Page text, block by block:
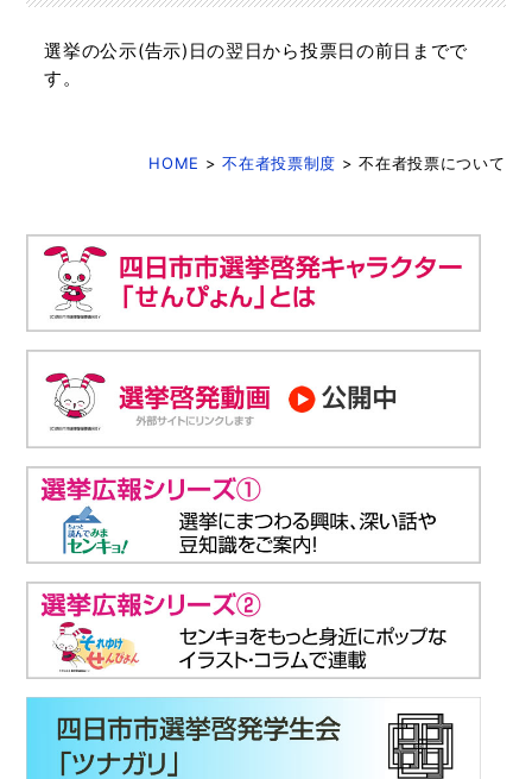
選挙の公示(告示)日の翌日から投票日の前日までで
す。
HOME >不在者投票制度 > 不在者投票について